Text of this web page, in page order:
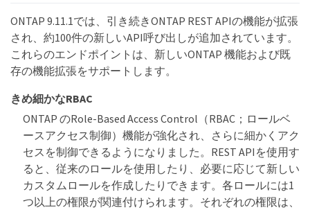
ONTAP 9.11.1では、引き続きONTAP REST APIの機能が拡張
され、約100件の新しいAPI呼び出しが追加されています。
これらのエンドポイントは、新しいONTAP 機能および既
存の機能拡張をサポートします。
きめ細かなRBAC
ONTAP のRole-Based Access Control（RBAC；ロールベ
ースアクセス制御）機能が強化され、さらに細かくアク
セスを制御できるようになりました。REST APIを使用す
ると、従来のロールを使用したり、必要に応じて新しい
カスタムロールを作成したりできます。各ロールには1
つ以上の権限が関連付けられます。それぞれの権限は、